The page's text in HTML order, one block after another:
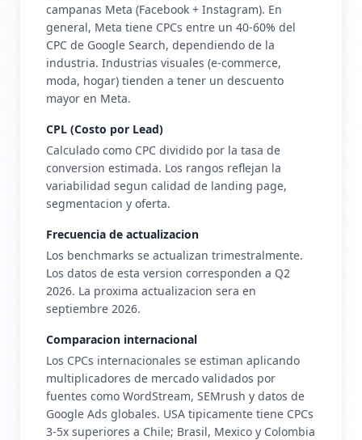
campanas Meta (Facebook + Instagram). En
general, Meta tiene CPCs entre un 40-60% del
CPC de Google Search, dependiendo de la
industria. Industrias visuales (e-commerce,
moda, hogar) tienden a tener un descuento
mayor en Meta.
CPL (Costo por Lead)
Calculado como CPC dividido por la tasa de
conversion estimada. Los rangos reflejan la
variabilidad segun calidad de landing page,
segmentacion y oferta.
Frecuencia de actualizacion
Los benchmarks se actualizan trimestralmente.
Los datos de esta version corresponden a Q2
2026. La proxima actualizacion sera en
septiembre 2026.
Comparacion internacional
Los CPCs internacionales se estiman aplicando
multiplicadores de mercado validados por
fuentes como WordStream, SEMrush y datos de
Google Ads globales. USA tipicamente tiene CPCs
3-5x superiores a Chile; Brasil, Mexico y Colombia